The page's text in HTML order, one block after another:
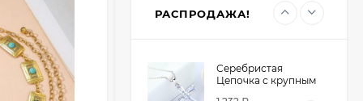
РАСПРОДАЖА!
Серебристая
Цепочка с крупным